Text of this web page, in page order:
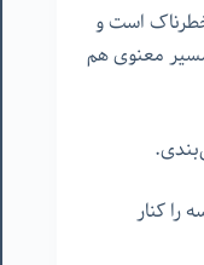
است و
معنوی هم
را کنار